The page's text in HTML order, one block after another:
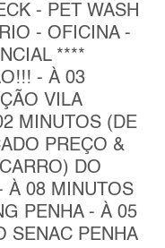
- PET WASH
- OFICINA -
****
- À 03
VILA
MINUTOS (DE
PREÇO &
DO
À 08 MINUTOS
PENHA - À 05
SENAC PENHA